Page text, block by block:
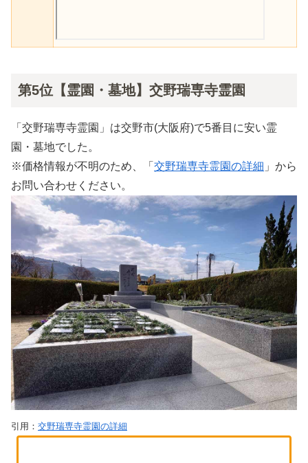
第5位【霊園・墓地】交野瑞専寺霊園
「交野瑞専寺霊園」は交野市(大阪府)で5番目に安い霊
園・墓地でした。
※価格情報が不明のため、「 交野瑞専寺霊園の詳細 」から
お問い合わせください。
引用： 交野瑞専寺霊園の詳細